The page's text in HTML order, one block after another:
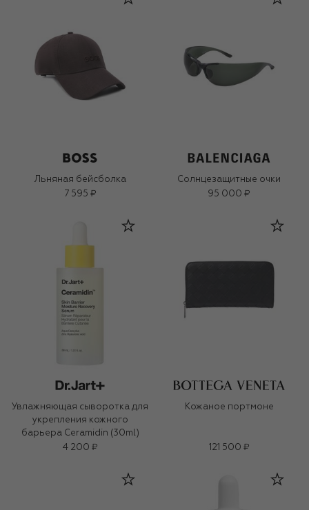
Льняная бейсболка
7 595 ₽
Солнцезащитные очки
95 000 ₽
Увлажняющая сыворотка для
укрепления кожного
барьера Ceramidin (30ml)
4 200 ₽
Кожаное портмоне
121 500 ₽